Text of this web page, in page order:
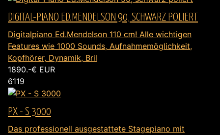
DIGITAL-PIANO ED.MENDELSON 90, SCHWARZ POLIERT
Digitalpiano Ed.Mendelson 110 cm! Alle wichtigen
Features wie 1000 Sounds, Aufnahmemöglichkeit,
Kopfhörer, Dynamik, Bril
1890.-€ EUR
6119
PX - S 3000
Das professionell ausgestattete Stagepiano mit